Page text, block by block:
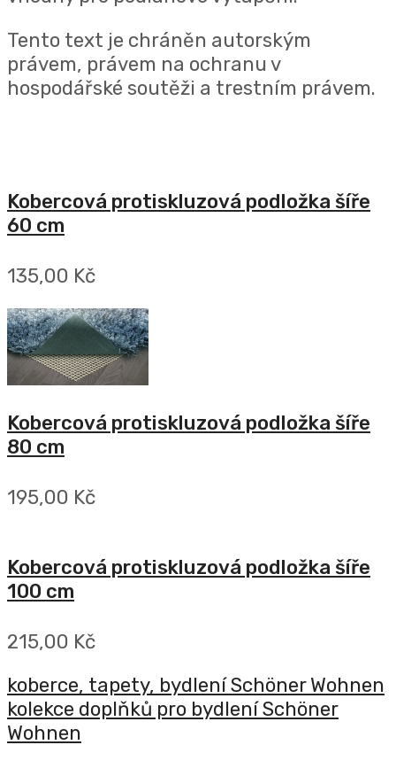
Tento text je chráněn autorským
právem, právem na ochranu v
hospodářské soutěži a trestním právem.
Kobercová protiskluzová podložka šíře
60 cm
135,00 Kč
Kobercová protiskluzová podložka šíře
80 cm
195,00 Kč
Kobercová protiskluzová podložka šíře
100 cm
215,00 Kč
koberce, tapety, bydlení Schöner Wohnen
kolekce doplňků pro bydlení Schöner
Wohnen